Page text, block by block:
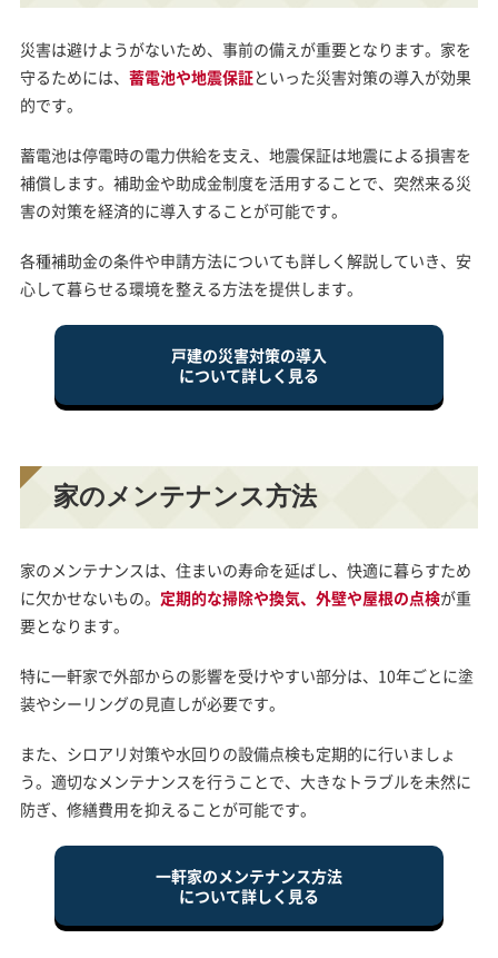
災害は避けようがないため、事前の備えが重要となります。家を
守るためには、 蓄電池や地震保証といった災害対策の導入が効果
的です。
蓄電池は停電時の電力供給を支え、地震保証は地震による損害を
補償します。補助金や助成金制度を活用することで、突然来る災
害の対策を経済的に導入することが可能です。
各種補助金の条件や申請方法についても詳しく解説していき、安
心して暮らせる環境を整える方法を提供します。
戸建の災害対策の導入
について詳しく見る
家のメンテナンス方法
家のメンテナンスは、住まいの寿命を延ばし、快適に暮らすため
に欠かせないもの。 定期的な掃除や換気、外壁や屋根の点検が重
要となります。
特に一軒家で外部からの影響を受けやすい部分は、10年ごとに塗
装やシーリングの見直しが必要です。
また、シロアリ対策や水回りの設備点検も定期的に行いましょ
う。適切なメンテナンスを行うことで、大きなトラブルを未然に
防ぎ、修繕費用を抑えることが可能です。
一軒家のメンテナンス方法
について詳しく見る